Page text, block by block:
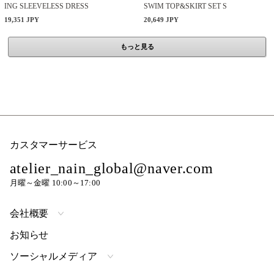
ING SLEEVELESS DRESS
19,351 JPY
SWIM TOP&SKIRT SET S
20,649 JPY
もっと見る
カスタマーサービス
atelier_nain_global@naver.com
月曜～金曜 10:00～17:00
会社概要
お知らせ
ソーシャルメディア